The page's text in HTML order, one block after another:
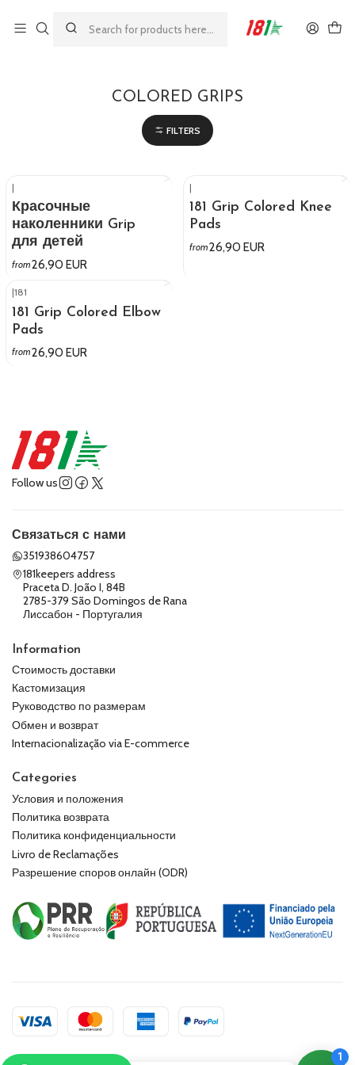
COLORED GRIPS
FILTERS
|
Красочные
наколенники Grip
для детей
from26,90 EUR
|
181 Grip Colored Knee
Pads
from26,90 EUR
|181
181 Grip Colored Elbow
Pads
from26,90 EUR
Follow us
Связаться с нами
351938604757
181keepers address
Praceta D. João I, 84B
2785-379 São Domingos de Rana
Лиссабон - Португалия
Information
Стоимость доставки
Кастомизация
Руководство по размерам
Обмен и возврат
Internacionalização via E-commerce
Categories
Условия и положения
Политика возврата
Политика конфиденциальности
Livro de Reclamações
Разрешение споров онлайн (ODR)